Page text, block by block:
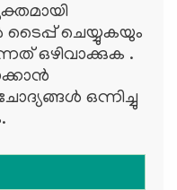
ചെയ്യുകയും
ഒഴിവാക്കുക .
ഒന്നിച്ചു